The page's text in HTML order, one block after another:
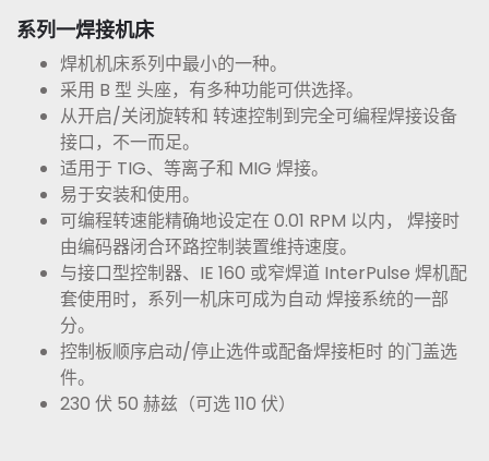
系列一焊接机床
焊机机床系列中最小的一种。
采用 B 型 头座，有多种功能可供选择。
从开启/关闭旋转和 转速控制到完全可编程焊接设备
接口，不一而足。
适用于 TIG、等离子和 MIG 焊接。
易于安装和使用。
可编程转速能精确地设定在 0.01 RPM 以内， 焊接时
由编码器闭合环路控制装置维持速度。
与接口型控制器、IE 160 或窄焊道 InterPulse 焊机配
套使用时，系列一机床可成为自动 焊接系统的一部
分。
控制板顺序启动/停止选件或配备焊接柜时 的门盖选
件。
230 伏 50 赫兹（可选 110 伏）